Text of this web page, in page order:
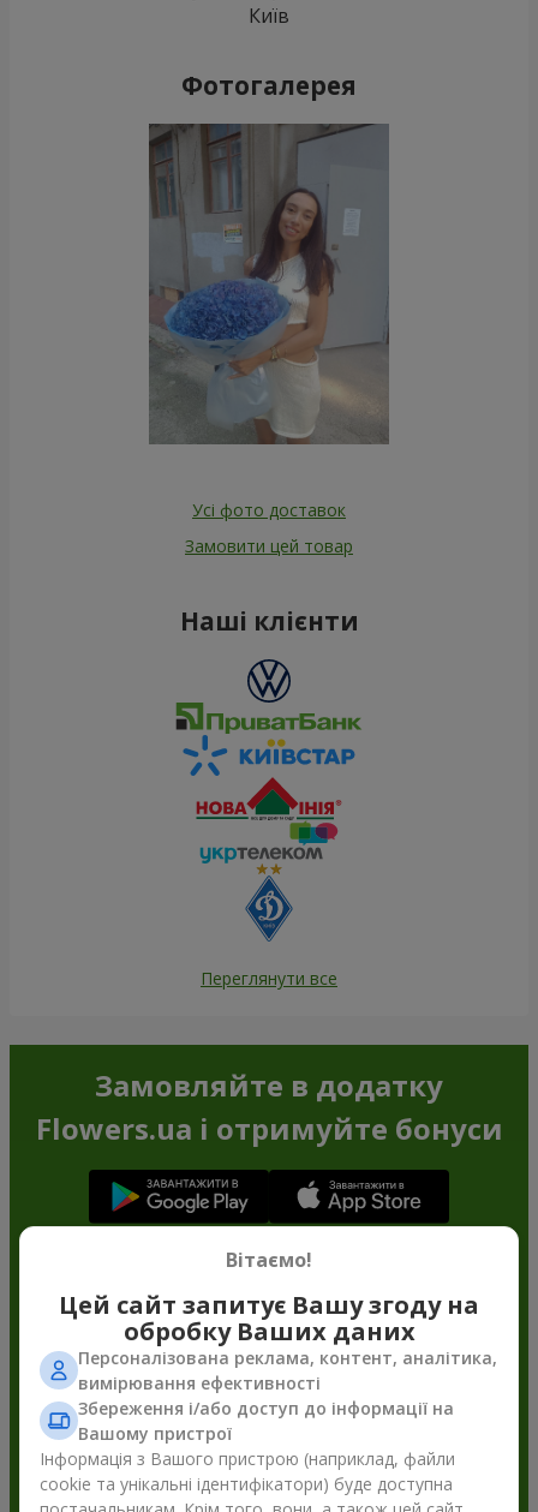
Київ
Фотогалерея
Усі фото доставок
Замовити цей товар
Наші клієнти
Переглянути все
Замовляйте в додатку
Flowers.ua і отримуйте бонуси
Вітаємо!
Цей сайт запитує Вашу згоду на
обробку Ваших даних
Персоналізована реклама, контент, аналітика,
вимірювання ефективності
Збереження і/або доступ до інформації на
Вашому пристрої
Інформація з Вашого пристрою (наприклад, файли
cookie та унікальні ідентифікатори) буде доступна